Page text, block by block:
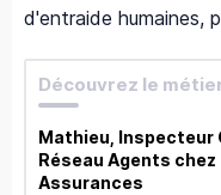
d'entraide humaines,
Découvrez le
Mathieu, Inspecteur
Réseau Agents chez
Assurances